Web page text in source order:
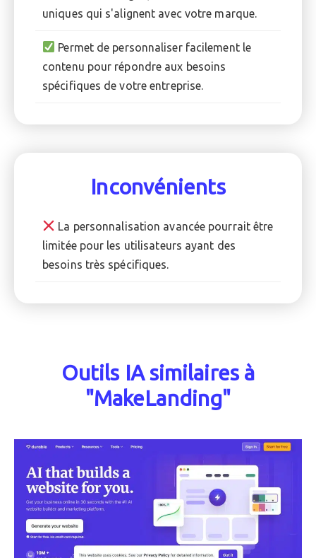
uniques qui s'alignent avec votre marque.
Permet de personnaliser facilement le
contenu pour répondre aux besoins
spécifiques de votre entreprise.
Inconvénients
La personnalisation avancée pourrait être
limitée pour les utilisateurs ayant des
besoins très spécifiques.
Outils IA similaires à
"MakeLanding"